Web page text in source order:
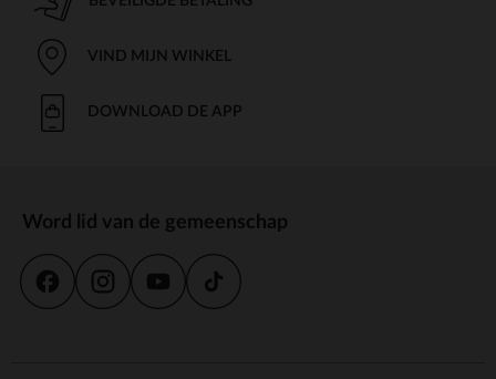
VIND MIJN WINKEL
DOWNLOAD DE APP
Word lid van de gemeenschap